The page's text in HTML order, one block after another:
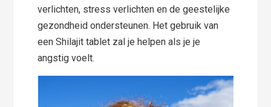
verlichten, stress verlichten en de geestelijke
gezondheid ondersteunen. Het gebruik van
een Shilajit tablet zal je helpen als je je
angstig voelt.